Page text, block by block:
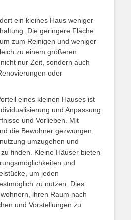
ein kleines Haus weniger
Die geringere Fläche
zum Reinigen und weniger
zu einem größeren
nur Zeit, sondern auch
oder
eines kleinen Hauses ist
und Anpassung
und Vorlieben. Mit
die Bewohner gezwungen,
umzugehen und
finden. Kleine Häuser bieten
und
um jeden
zu nutzen. Dies
ihren Raum nach
und Vorstellungen zu